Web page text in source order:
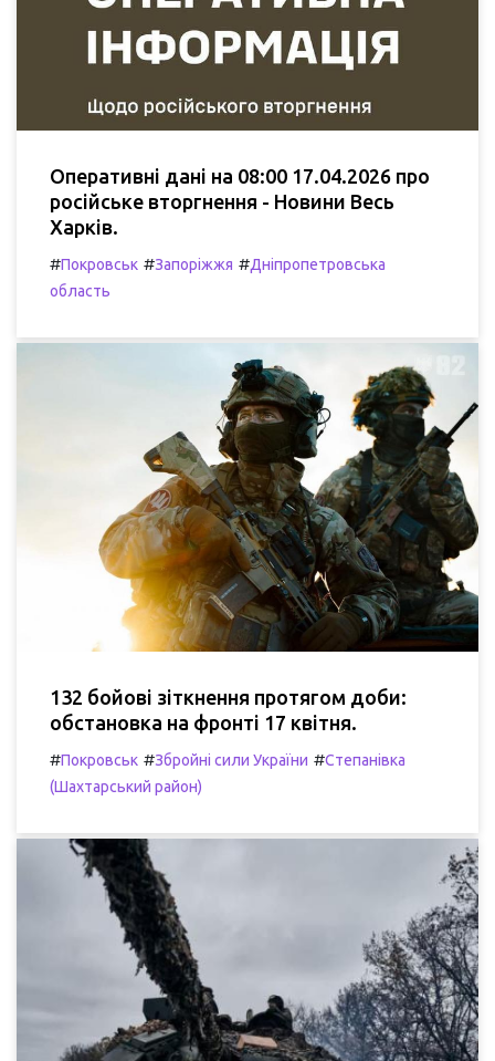
Оперативні дані на 08:00 17.04.2026 про
російське вторгнення - Новини Весь
Харків.
#Покровськ #Запоріжжя #Дніпропетровська
область
132 бойові зіткнення протягом доби:
обстановка на фронті 17 квітня.
#Покровськ #Збройні сили України #Степанівка
(Шахтарський район)